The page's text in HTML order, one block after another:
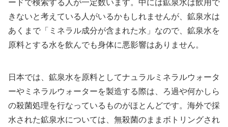
きないと考えている人がいるかもしれませんが、鉱泉水は
あくまで「ミネラル成分が含まれた水」なので、鉱泉水を
原料とする水を飲んでも身体に悪影響はありません。
日本では、鉱泉水を原料としてナュラルミネラルウォータ
ーやミネラルウォーターを製造する際は、ろ過や何かしら
の殺菌処理を行なっているものがほとんどです。海外で採
水された鉱泉水については、無殺菌のままボトリングされ